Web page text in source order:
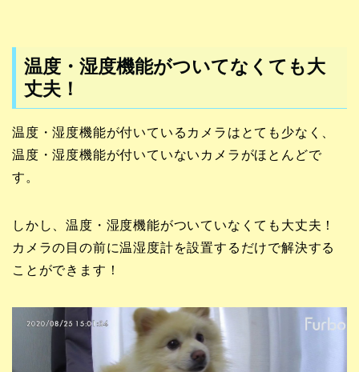
温度・湿度機能がついてなくても大
丈夫！
温度・湿度機能が付いているカメラはとても少なく、
温度・湿度機能が付いていないカメラがほとんどで
す。
しかし、温度・湿度機能がついていなくても大丈夫！
カメラの目の前に温湿度計を設置するだけで解決する
ことができます！